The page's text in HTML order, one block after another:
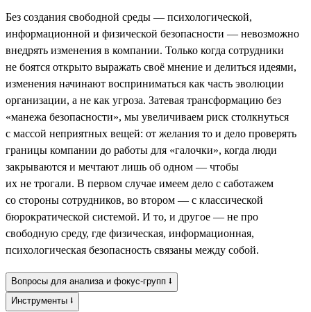
Без создания свободной среды — психологической,
информационной и физической безопасности — невозможно
внедрять изменения в компании. Только когда сотрудники
не боятся открыто выражать своё мнение и делиться идеями,
изменения начинают восприниматься как часть эволюции
организации, а не как угроза. Затевая трансформацию без
«манежа безопасности», мы увеличиваем риск столкнуться
с массой неприятных вещей: от желания то и дело проверять
границы компании до работы для «галочки», когда люди
закрываются и мечтают лишь об одном — чтобы
их не трогали. В первом случае имеем дело с саботажем
со стороны сотрудников, во втором — с классической
бюрократической системой. И то, и другое — не про
свободную среду, где физическая, информационная,
психологическая безопасность связаны между собой.
Вопросы для анализа и фокус-групп ⭣
Инструменты ⭣